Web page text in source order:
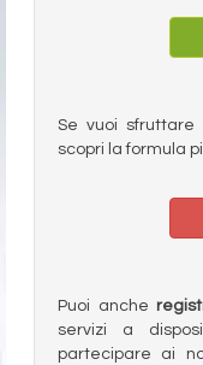
Se vuoi
scopri la formula
Puoi anche
servizi a
partecipare ai